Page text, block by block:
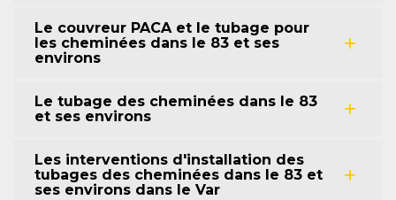
Le couvreur PACA et le tubage pour
les cheminées dans le 83 et ses
environs
Le tubage des cheminées dans le 83
et ses environs
Les interventions d'installation des
tubages des cheminées dans le 83 et
ses environs dans le Var